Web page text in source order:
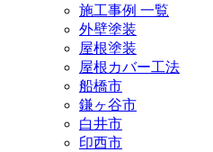
施工事例 一覧
外壁塗装
屋根塗装
屋根カバー工法
船橋市
鎌ヶ谷市
白井市
印西市